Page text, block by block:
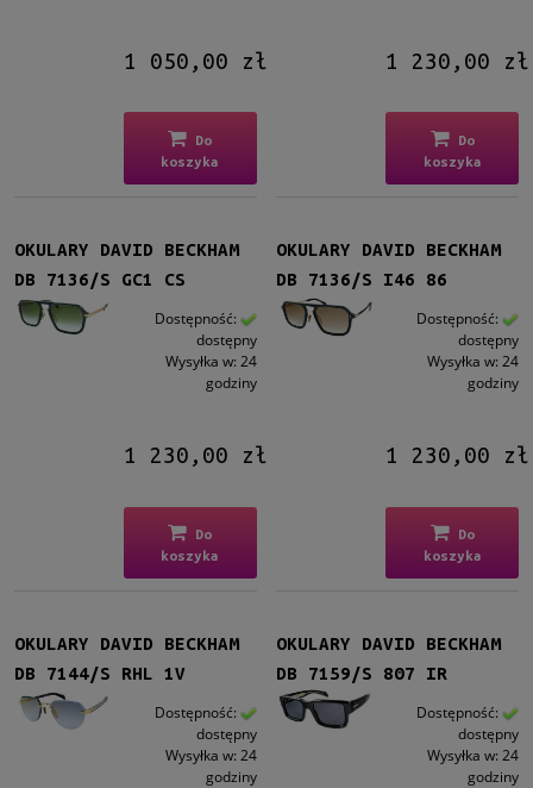
1 050,00 zł
Do
koszyka
1 230,00 zł
Do
koszyka
OKULARY DAVID BECKHAM
DB 7136/S GC1 CS
Dostępność:
dostępny
Wysyłka w: 24
godziny
1 230,00 zł
Do
koszyka
OKULARY DAVID BECKHAM
DB 7136/S I46 86
Dostępność:
dostępny
Wysyłka w: 24
godziny
1 230,00 zł
Do
koszyka
OKULARY DAVID BECKHAM
DB 7144/S RHL 1V
Dostępność:
dostępny
Wysyłka w: 24
godziny
OKULARY DAVID BECKHAM
DB 7159/S 807 IR
Dostępność:
dostępny
Wysyłka w: 24
godziny